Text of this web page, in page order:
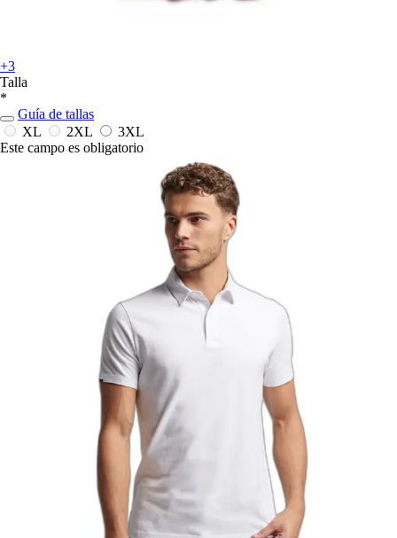
+3
Talla
*
Guía de tallas
XL
2XL
3XL
Este campo es obligatorio